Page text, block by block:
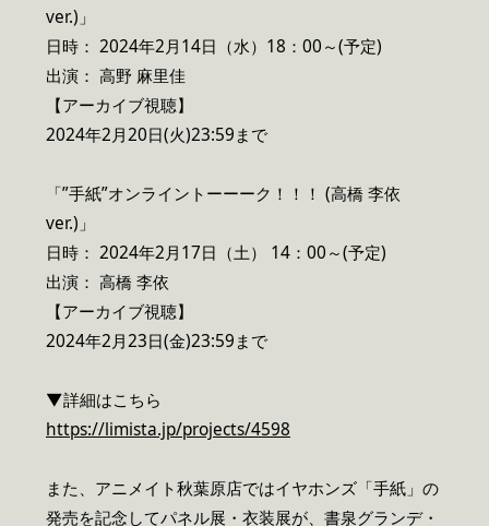
ver.)」
日時： 2024年2月14日（水）18：00～(予定)
出演： 高野 麻里佳
【アーカイブ視聴】
2024年2月20日(火)23:59まで
「”手紙”オンライントーーーク！！！ (高橋 李依
ver.)」
日時： 2024年2月17日（土） 14：00～(予定)
出演： 高橋 李依
【アーカイブ視聴】
2024年2月23日(金)23:59まで
▼詳細はこちら
https://limista.jp/projects/4598
また、アニメイト秋葉原店ではイヤホンズ「手紙」の
発売を記念してパネル展・衣装展が、書泉グランデ・